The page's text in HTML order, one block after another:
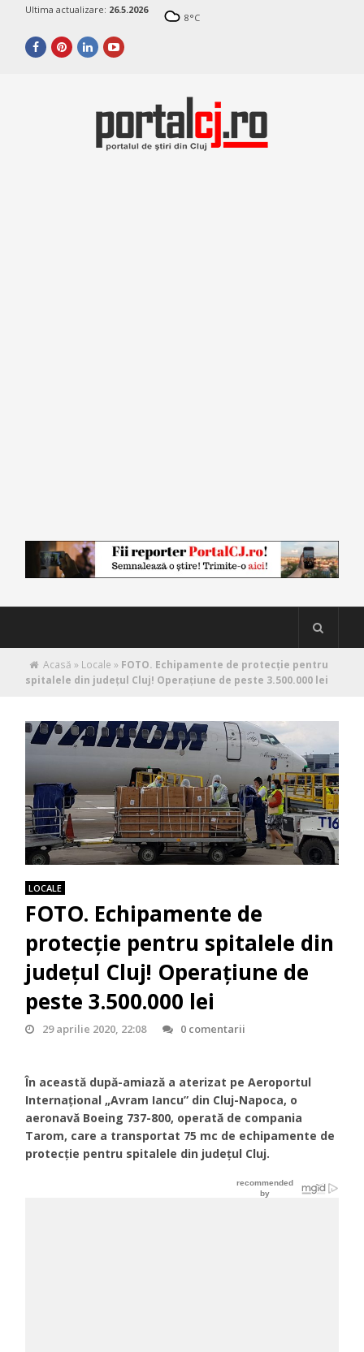
Ultima actualizare: 26.5.2026
8°C
Acasă » Locale » FOTO. Echipamente de protecție pentru
spitalele din județul Cluj! Operațiune de peste 3.500.000 lei
LOCALE
FOTO. Echipamente de
protecție pentru spitalele din
județul Cluj! Operațiune de
peste 3.500.000 lei
29 aprilie 2020, 22:08 0 comentarii
În această după-amiază a aterizat pe Aeroportul
Internațional „Avram Iancu” din Cluj-Napoca, o
aeronavă Boeing 737-800, operată de compania
Tarom, care a transportat 75 mc de echipamente de
protecție pentru spitalele din județul Cluj.